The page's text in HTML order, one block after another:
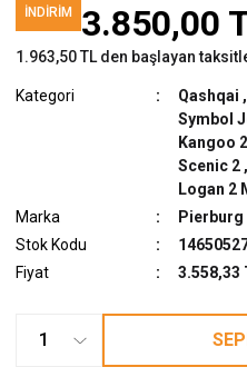
İNDIRIM 3.850,00
1.963,50 TL den başlayan
Kategori Qashqai ,
Symbol
Kangoo
Scenic 2 ,
Logan 2
Marka
Pierburg
Stok Kodu
Fiyat
3.558,33